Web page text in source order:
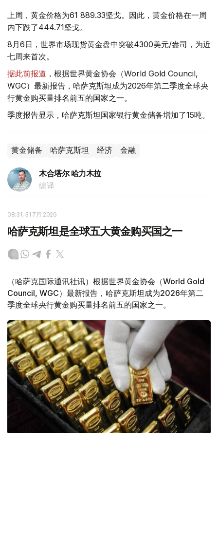
上周，黄金价格为61 889.33坚戈。因此，黄金价格在一周
内下跌了444.71坚戈。
8月6日，世界市场现货黄金盘中突破4300美元/盎司，为近
七周来首次。
据此前报道 ，根据世界黄金协会（World Gold Council,
WGC）最新报告，哈萨克斯坦成为2026年第二季度全球央
行黄金购买量排名前五的国家之一。
季度报告显示，哈萨克斯坦国家银行黄金储备增加了15吨。
黄金储备 哈萨克斯坦 经济 金融
木合塔尔 哈力木拉
编译
08:31, 31 7月 2026
哈萨克斯坦是全球五大黄金购买国之一
（哈萨克国际通讯社讯）根据世界黄金协会（World Gold
Council, WGC）最新报告，哈萨克斯坦成为2026年第二
季度全球央行黄金购买量排名前五的国家之一。